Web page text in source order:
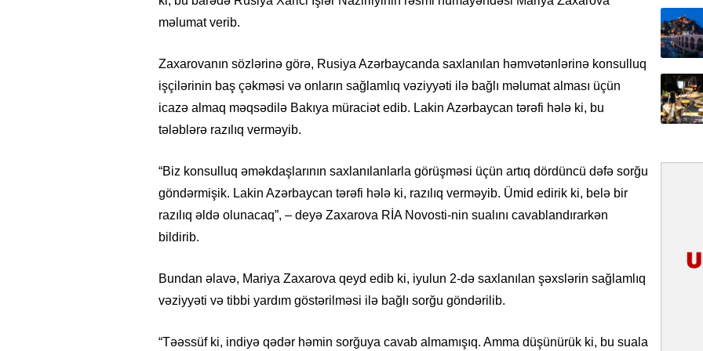
məlumat verib.
Zaxarovanın sözlərinə görə, Rusiya Azərbaycanda saxlanılan həmvətənlərinə konsulluq
işçilərinin baş çəkməsi və onların sağlamlıq vəziyyəti ilə bağlı məlumat alması üçün
icazə almaq məqsədilə Bakıya müraciət edib. Lakin Azərbaycan tərəfi hələ ki, bu
tələblərə razılıq verməyib.
“Biz konsulluq əməkdaşlarının saxlanılanlarla görüşməsi üçün artıq dördüncü dəfə sorğu
göndərmişik. Lakin Azərbaycan tərəfi hələ ki, razılıq verməyib. Ümid edirik ki, belə bir
razılıq əldə olunacaq”, – deyə Zaxarova RİA Novosti-nin sualını cavablandırarkən
bildirib.
Bundan əlavə, Mariya Zaxarova qeyd edib ki, iyulun 2-də saxlanılan şəxslərin sağlamlıq
vəziyyəti və tibbi yardım göstərilməsi ilə bağlı sorğu göndərilib.
“Təəssüf ki, indiyə qədər həmin sorğuya cavab almamışıq. Amma düşünürük ki, bu suala
İlin ilk
çox
Yeni